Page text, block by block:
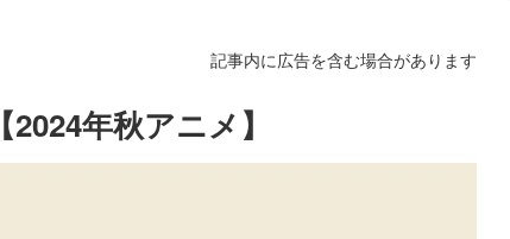
記事内に広告を含む場合があります
年秋アニメ】